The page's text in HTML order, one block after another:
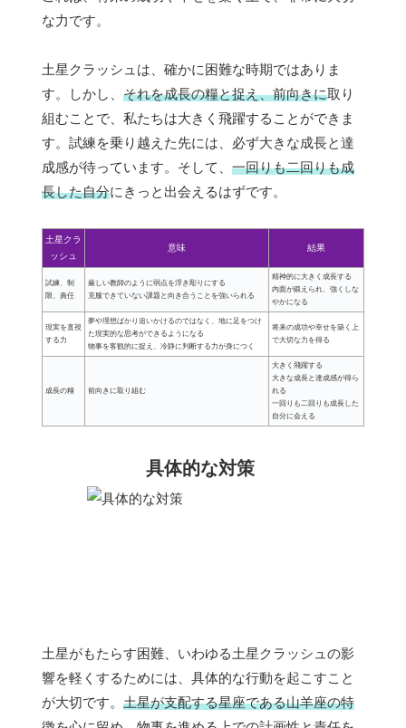
な力です。
土星クラッシュは、確かに困難な時期ではありま
す。しかし、 それを成長の糧と捉え、前向きに取り
組むことで、私たちは大きく飛躍することができま
す。試練を乗り越えた先には、必ず大きな成長と達
成感が待っています。そして、 一回りも二回りも成
長した自分にきっと出会えるはずです。
土星クラ
ッシュ
意味 結果
試練、制
限、責任
厳しい教師のように弱点を浮き彫りにする
克服できていない課題と向き合うことを強いられる
精神的に大きく成長する
内面が鍛えられ、強くしな
やかになる
現実を直視
する力
夢や理想ばかり追いかけるのではなく、地に足をつけ
た現実的な思考ができるようになる
物事を客観的に捉え、冷静に判断する力が身につく
将来の成功や幸せを築く上
で大切な力を得る
成長の糧 前向きに取り組む
大きく飛躍する
大きな成長と達成感が得ら
れる
一回りも二回りも成長した
自分に会える
具体的な対策
土星がもたらす困難、いわゆる土星クラッシュの影
響を軽くするためには、具体的な行動を起こすこと
が大切です。 土星が支配する星座である山羊座の特